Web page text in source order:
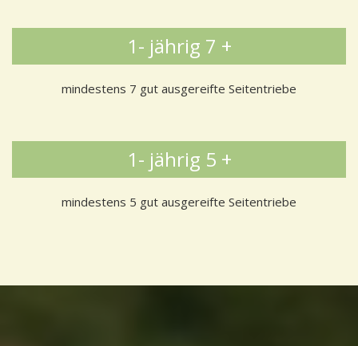
1- jährig 7 +
mindestens 7 gut ausgereifte Seitentriebe
1- jährig 5 +
mindestens 5 gut ausgereifte Seitentriebe